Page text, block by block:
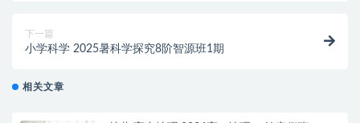
下一篇
小学科学 2025暑科学探究8阶智源班1期
相关文章